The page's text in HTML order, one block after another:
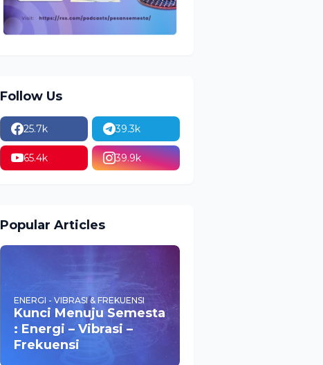
Follow Us
25.7k 39.3k
65.4k 39.9k
Popular Articles
ENERGI - VIBRASI & FREKUENSI
Kunci Menuju Semesta
: Energi – Vibrasi –
Frekuensi